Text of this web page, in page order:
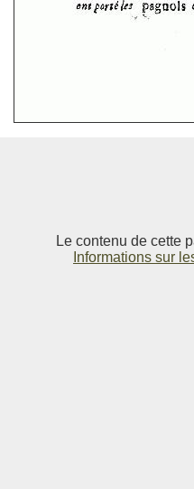
Le contenu de cette
Informations sur